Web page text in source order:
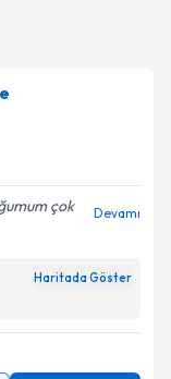
çok
Devamı
Haritada Göster